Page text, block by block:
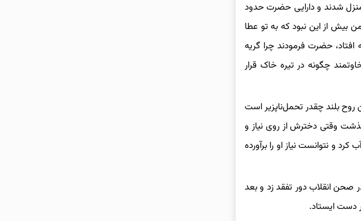
شدند و دارایی حضرت حدود
بیش از این نبود که به تو عطا
حضرت فرمودند چرا گریه
چگونه در تیره خاک قرار
روح بلند چقدر تحمل‌ناپزیر است
وقتی دخترش از روی نیاز و
و نتوانست نیاز او را برآورده
صحن انقلاب دور تفقد زد و بعد
دست ایستاد.